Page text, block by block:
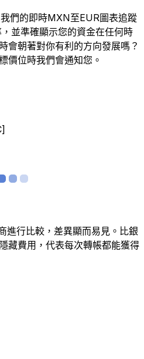
們的即時MXN至EUR圖表追蹤
並準確顯示您的資金在任何時
會朝著對你有利的方向發展嗎？
價位時我們會通知您。
進行比較，差異顯而易見。比銀
藏費用，代表每次轉帳都能獲得